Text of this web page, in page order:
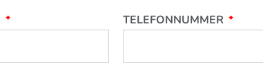
TELEFONNUMMER